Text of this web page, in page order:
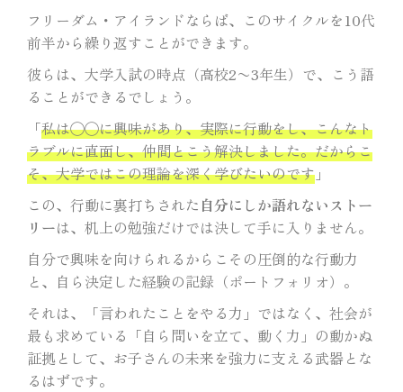
フリーダム・アイランドならば、このサイクルを10代
前半から繰り返すことができます。
彼らは、大学入試の時点（高校2〜3年生）で、こう語
ることができるでしょう。
「私は◯◯に興味があり、実際に行動をし、こんなト
ラブルに直面し、仲間とこう解決しました。だからこ
そ、大学ではこの理論を深く学びたいのです 」
この、行動に裏打ちされた 自分にしか語れないストー
リーは、机上の勉強だけでは決して手に入りません。
自分で興味を向けられるからこその圧倒的な行動力
と、自ら決定した経験の記録（ポートフォリオ）。
それは、「言われたことをやる力」ではなく、社会が
最も求めている「自ら問いを立て、動く力」の動かぬ
証拠として、お子さんの未来を強力に支える武器とな
るはずです。